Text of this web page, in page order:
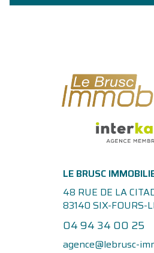
LE BRUSC
48 RUE DE LA
83140 SIX-FOURS-
04 94 34 00 25
agence@lebrusc-